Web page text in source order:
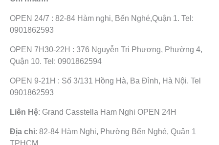
OPEN 24/7 : 82-84 Hàm nghi, Bến Nghé,Quận 1. Tel:
0901862593
OPEN 7H30-22H : 376 Nguyễn Tri Phương, Phường 4,
Quận 10. Tel: 0901862594
OPEN 9-21H : Số 3/131 Hồng Hà, Ba Đình, Hà Nội. Tel
0901862593
Liên Hệ: Grand Casstella Ham Nghi OPEN 24H
Địa chỉ: 82-84 Hàm Nghi, Phường Bến Nghé, Quận 1
TPHCM